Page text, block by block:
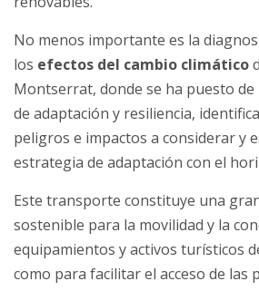
No menos importante es la
los efectos del cambio climático
Montserrat, donde se ha puesto de
de adaptación y resiliencia,
peligros e impactos a considerar y
estrategia de adaptación con el
Este transporte constituye una
sostenible para la movilidad y la
equipamientos y activos turísticos
como para facilitar el acceso de las